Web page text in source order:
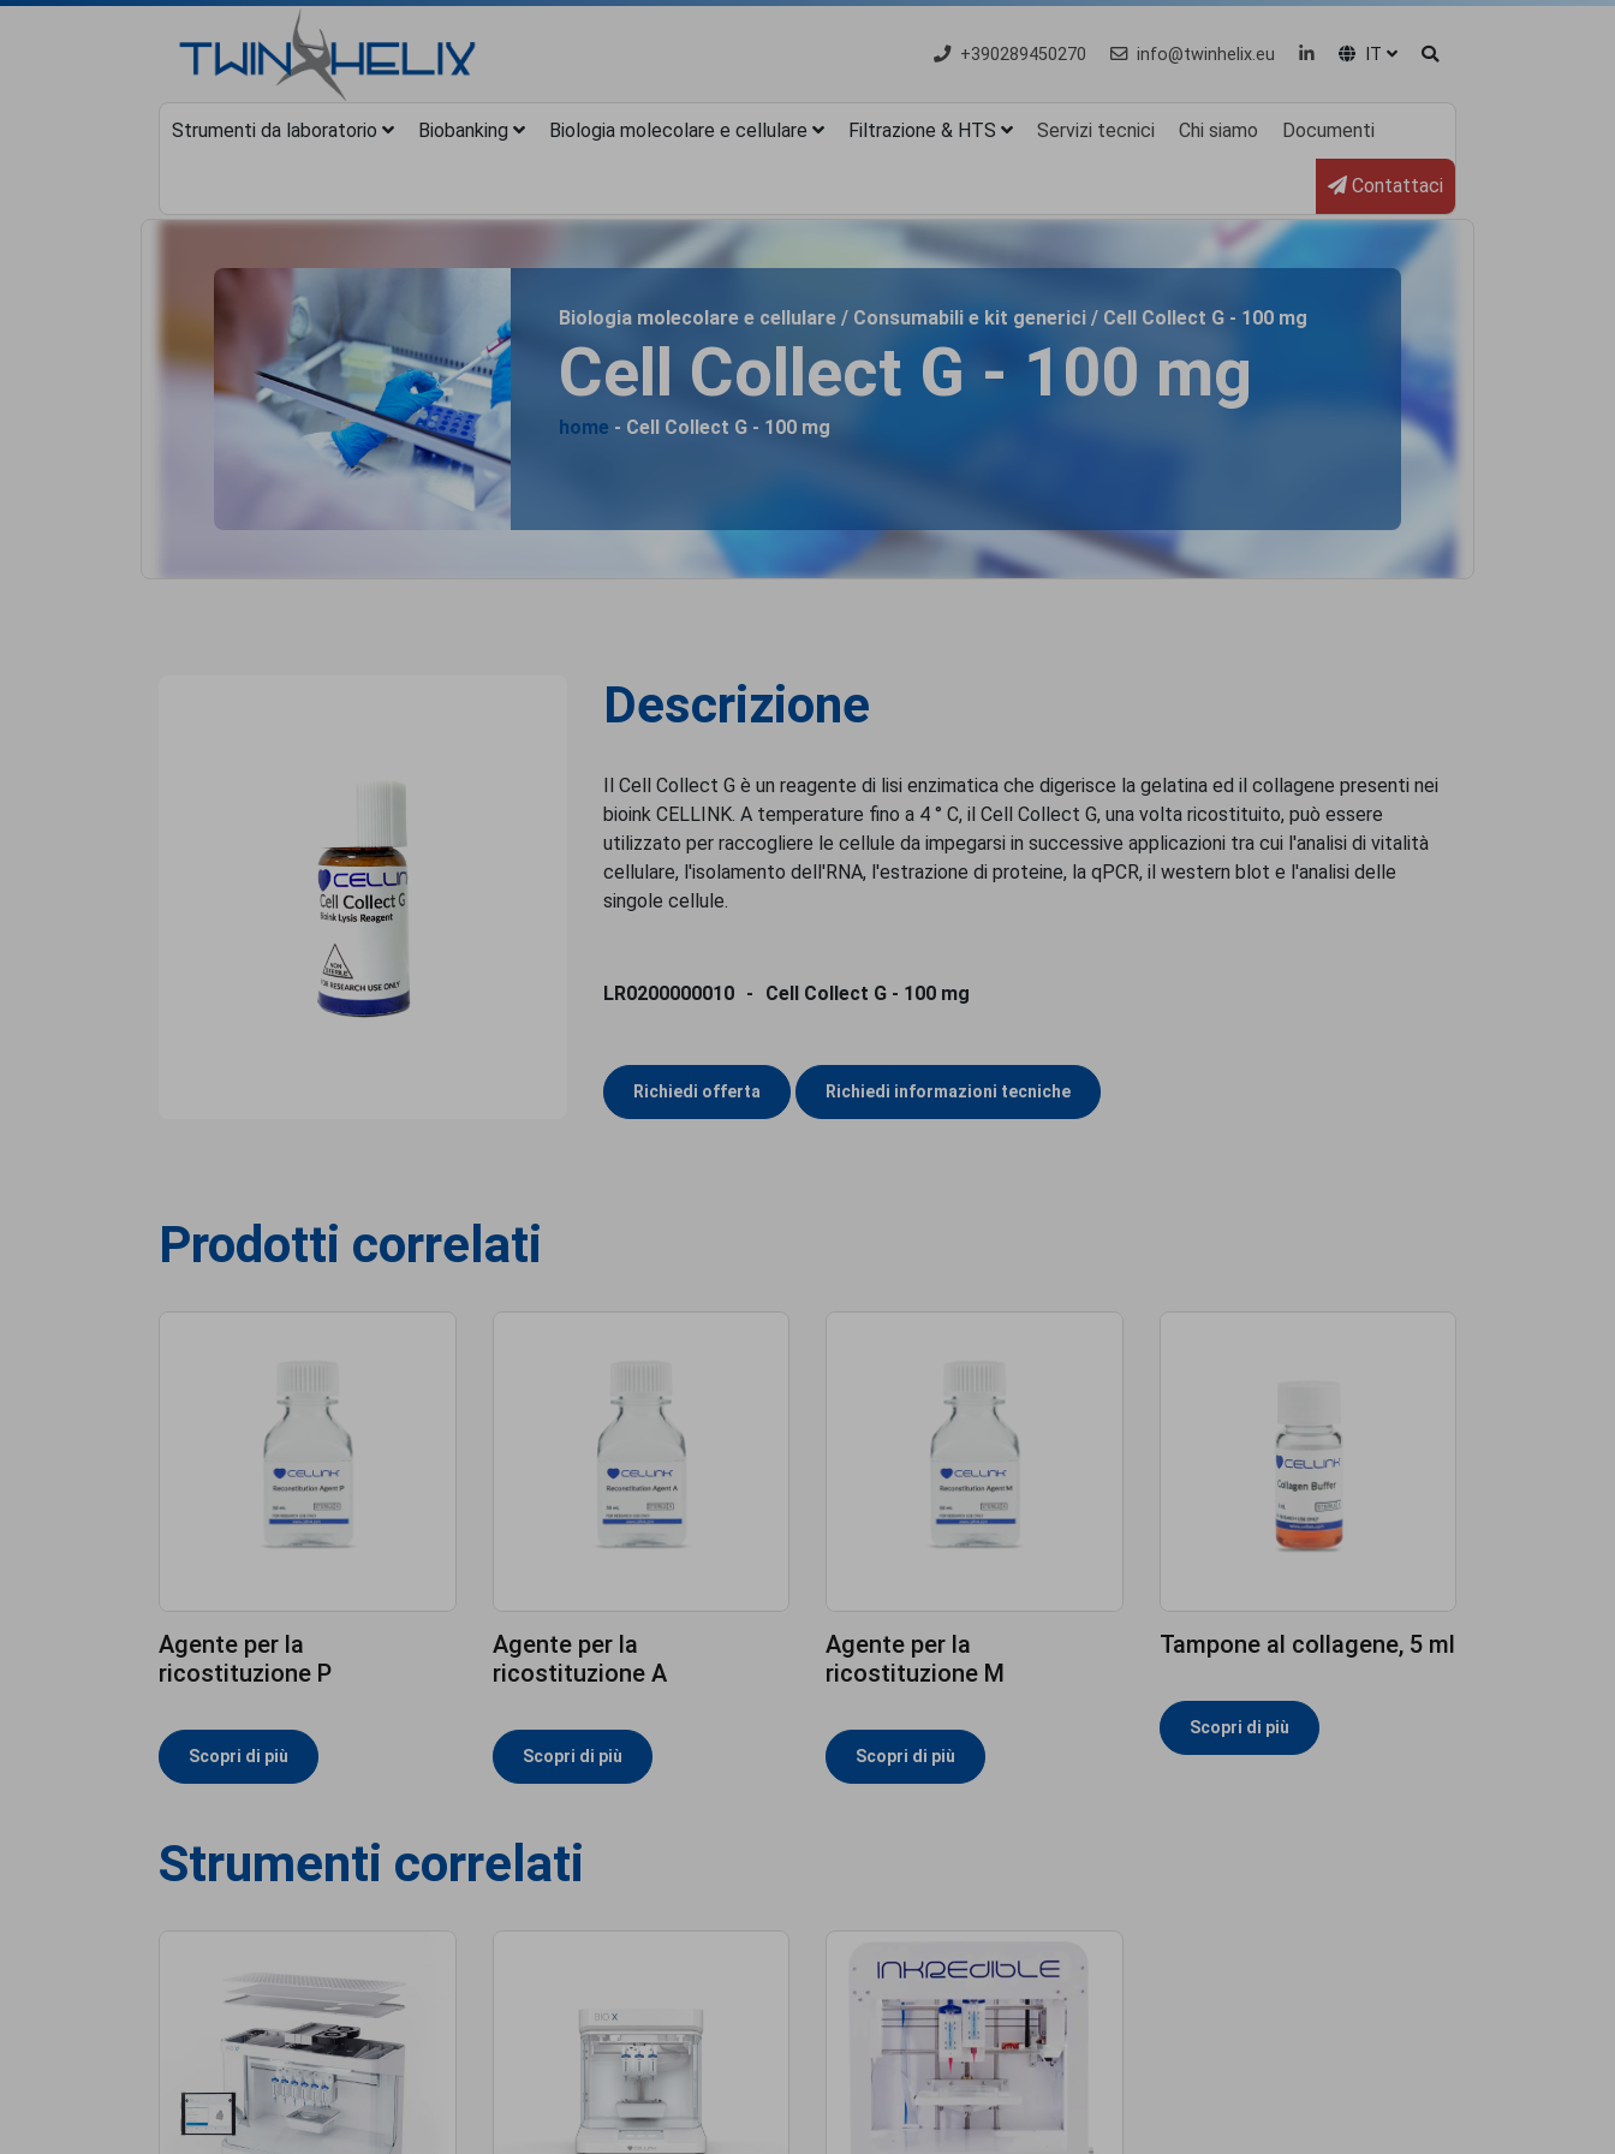
IT
info@twinhelix.eu
+390289450270
Strumenti da laboratorio Biobanking Biologia molecolare e cellulare Filtrazione & HTS Servizi tecnici Chi siamo Documenti
Contattaci
Biologia molecolare e cellulare / Consumabili e kit generici / Cell Collect G - 100 mg
Cell Collect G - 100 mg
home - Cell Collect G - 100 mg
Descrizione
Il Cell Collect G è un reagente di lisi enzimatica che digerisce la gelatina ed il collagene presenti nei
bioink CELLINK. A temperature fino a 4 ° C, il Cell Collect G, una volta ricostituito, può essere
utilizzato per raccogliere le cellule da impegarsi in successive applicazioni tra cui l'analisi di vitalità
cellulare, l'isolamento dell'RNA, l'estrazione di proteine, la qPCR, il western blot e l'analisi delle
singole cellule.
LR0200000010 Cell Collect G - 100 mg
Richiedi offerta Richiedi informazioni tecniche
Prodotti correlati
Agente per la
ricostituzione P
Scopri di più
Agente per la
ricostituzione A
Scopri di più
Agente per la
ricostituzione M
Scopri di più
Tampone al collagene, 5 ml
Scopri di più
Strumenti correlati